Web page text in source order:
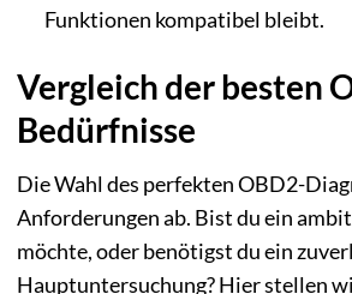
Funktionen kompatibel bleibt.
Vergleich der besten
Bedürfnisse
Die Wahl des perfekten OBD2-
Anforderungen ab. Bist du ein
möchte, oder benötigst du ein
Hauptuntersuchung? Hier stellen